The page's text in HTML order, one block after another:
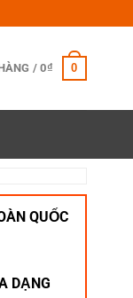
/0₫ 0
QUỐC
DẠNG